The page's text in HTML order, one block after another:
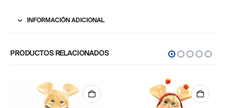
INFORMACIÓN ADICIONAL
PRODUCTOS RELACIONADOS